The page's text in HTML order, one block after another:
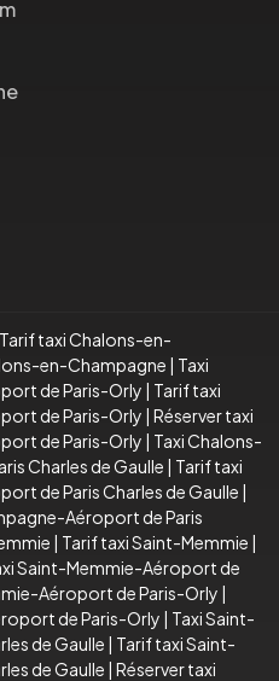
Tarif taxi Chalons-en-
en-Champagne | Taxi
de Paris-Orly | Tarif taxi
de Paris-Orly | Réserver taxi
de Paris-Orly | Taxi Chalons-
Charles de Gaulle | Tarif taxi
de Paris Charles de Gaulle |
Aéroport de Paris
| Tarif taxi Saint-Memmie |
Saint-Memmie-Aéroport de
Aéroport de Paris-Orly |
de Paris-Orly | Taxi Saint-
de Gaulle | Tarif taxi Saint-
de Gaulle | Réserver taxi